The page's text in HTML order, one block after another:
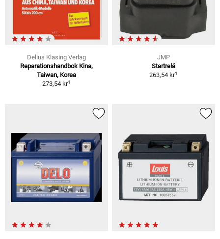
Delius Klasing Verlag
Reparationshandbok Kina,
Taiwan, Korea
273,54 kr1
JMP
Startrelä
263,54 kr1